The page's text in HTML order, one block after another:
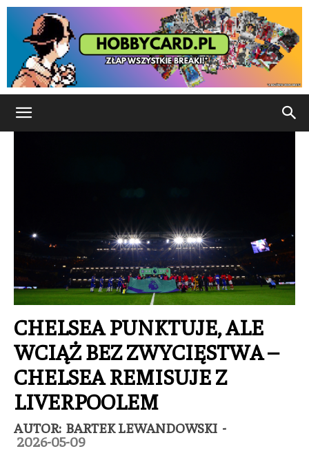
CHELSEA PUNKTUJE, ALE
WCIĄŻ BEZ ZWYCIĘSTWA –
CHELSEA REMISUJE Z
LIVERPOOLEM
AUTOR: BARTEK LEWANDOWSKI -
2026-05-09